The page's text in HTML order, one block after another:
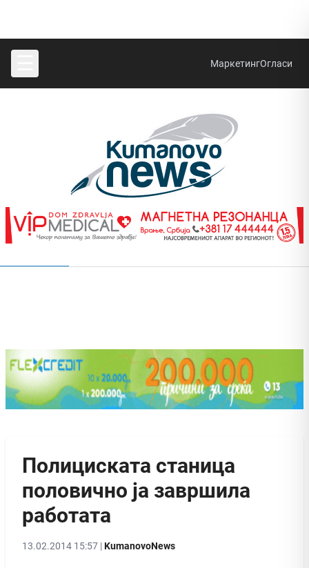
МаркетингОгласи
Полициската станица
половично ја завршила
работата
13.02.2014 15:57 |KumanovoNews